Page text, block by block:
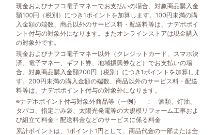
現金およびナフコ電子マネーでお支払いの場合、対象商品購入金
額100円（税別）につき1ポイントを加算します。100円未満の購
入金額の端数、商品以外のサービス料・配送料等は、ナデポポイ
ント付与の対象外になります。またオンラインストアは現金購入
の対象外です。
現金およびナフコ電子マネー以外（クレジットカード、スマホ決
済、電子マネー、ギフト券、地域振興券など）でお支払いの場
合、対象商品購入金額200円（税別）につき1ポイントを加算しま
す。200円未満の購入金額の端数、商品以外のサービス料・配送
料等は、ナデポポイント付与の対象外になります。
※ナデポポイント付与対象外商品等（一例） ： 酒類、灯油、
タバコ、指定ごみ袋、太陽光発電等の大規模リフォーム工事およ
び組立て料金・配送料金などのサービスに係る料金
累計ポイントは、1ポイント1円として、商品代金の一部または全